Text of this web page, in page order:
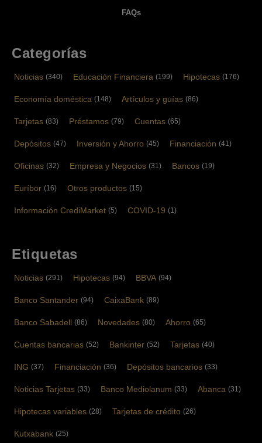
FAQs
Categorías
Noticias (340) Educación Financiera (199) Hipotecas (176)
Economía doméstica (148) Artículos y guías (86)
Tarjetas (83) Préstamos (79) Cuentas (65)
Depósitos (47) Inversión y Ahorro (45) Financiación (41)
Oficinas (32) Empresa y Negocios (31) Bancos (19)
Euríbor (16) Otros productos (15)
Información CrediMarket (5) COVID-19 (1)
Etiquetas
Noticias (291) Hipotecas (94) BBVA (94)
Banco Santander (94) CaixaBank (89)
Banco Sabadell (86) Novedades (80) Ahorro (65)
Cuentas bancarias (52) Bankinter (52) Tarjetas (40)
ING (37) Financiación (36) Depósitos bancarios (33)
Noticias Tarjetas (33) Banco Mediolanum (33) Abanca (31)
Hipotecas variables (28) Tarjetas de crédito (26)
Kutxabank (25)